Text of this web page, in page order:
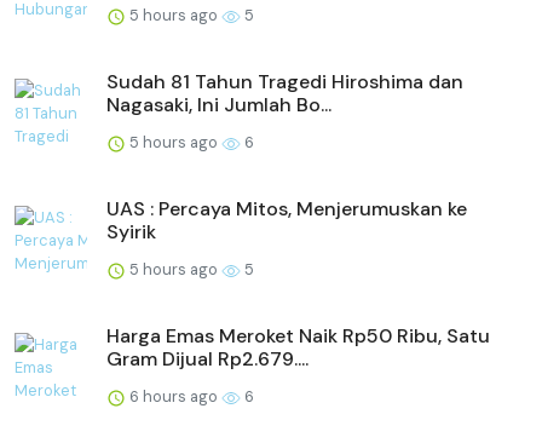
5 hours ago 5
Sudah 81 Tahun Tragedi Hiroshima dan
Nagasaki, Ini Jumlah Bo...
5 hours ago 6
UAS : Percaya Mitos, Menjerumuskan ke
Syirik
5 hours ago 5
Harga Emas Meroket Naik Rp50 Ribu, Satu
Gram Dijual Rp2.679....
6 hours ago 6